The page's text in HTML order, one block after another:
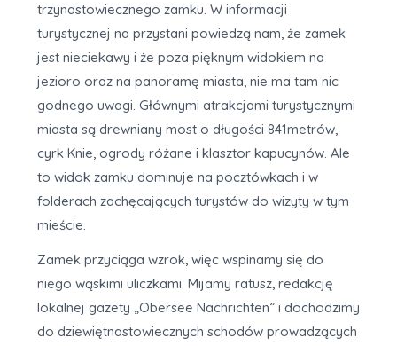
trzynastowiecznego zamku. W informacji
turystycznej na przystani powiedzą nam, że zamek
jest nieciekawy i że poza pięknym widokiem na
jezioro oraz na panoramę miasta, nie ma tam nic
godnego uwagi. Głównymi atrakcjami turystycznymi
miasta są drewniany most o długości 841metrów,
cyrk Knie, ogrody różane i klasztor kapucynów. Ale
to widok zamku dominuje na pocztówkach i w
folderach zachęcających turystów do wizyty w tym
mieście.
Zamek przyciąga wzrok, więc wspinamy się do
niego wąskimi uliczkami. Mijamy ratusz, redakcję
lokalnej gazety „Obersee Nachrichten” i dochodzimy
do dziewiętnastowiecznych schodów prowadzących